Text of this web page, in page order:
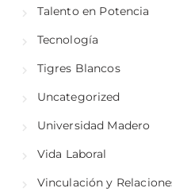
Talento en Potencia
Tecnología
Tigres Blancos
Uncategorized
Universidad Madero
Vida Laboral
Vinculación y